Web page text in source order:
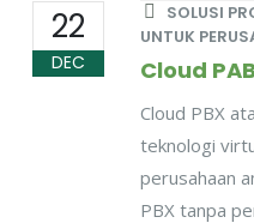
22
DEC
SOLUSI
UNTUK
Cloud PBX
teknologi
perusahaan
PBX tanpa